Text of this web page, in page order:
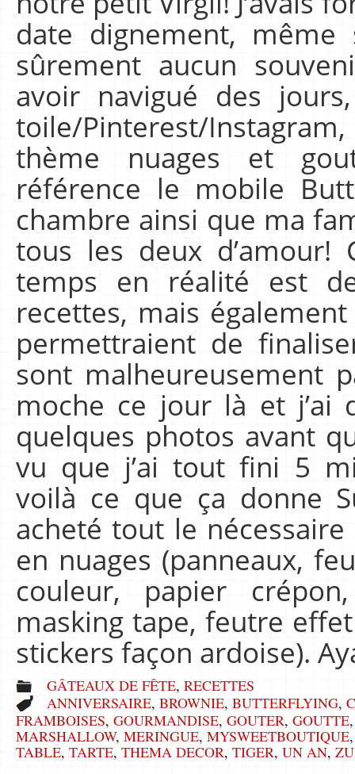
date dignement, même
sûrement aucun
avoir navigué des
toile/Pinterest/
thème nuages et
référence le mobile
chambre ainsi que ma
tous les deux
temps en réalité est
recettes, mais
permettraient de
sont malheureusement
moche ce jour là et j’ai
quelques photos avant
vu que j’ai tout fini 5
voilà ce que ça donne
acheté tout le
en nuages (panneaux,
couleur, papier
masking tape, feutre
stickers façon ardoise).
GÂTEAUX DE FÊTE, RECETTES
ANNIVERSAIRE, BROWNIE, BUTTERFLYING,
FRAMBOISES, GOURMANDISE, GOUTER, GOUTTE
MARSHALLOW, MERINGUE, MYSWEETBOUTIQUE
TABLE, TARTE, THEMA DECOR, TIGER, UN AN, ZU